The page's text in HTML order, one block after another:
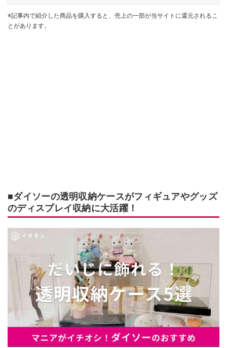
※記事内で紹介した商品を購入すると、売上の一部が当サイトに還元されるこ
とがあります。
■ダイソーの透明収納ケースがフィギュアやグッズ
のディスプレイ収納に大活躍！